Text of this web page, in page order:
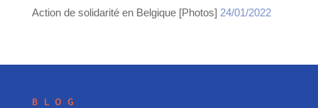
Action de solidarité en Belgique [Photos] 24/01/2022
BLOG